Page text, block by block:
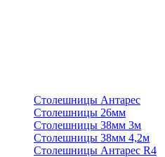
Столешницы Антарес
Столешницы 26мм
Столешницы 38мм 3м
Столешницы 38мм 4,2м
Столешницы Антарес R4